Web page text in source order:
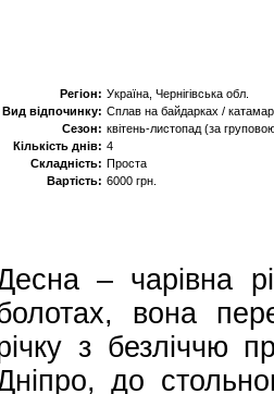
Регіон: Україна, Чернігівська обл.
Вид відпочинку: Сплав на байдарках /
Сезон: квітень-листопад (за
Кількість днів: 4
Складність: Проста
Вартість: 6000 грн.
– чарівна
вона
з безліччю
до